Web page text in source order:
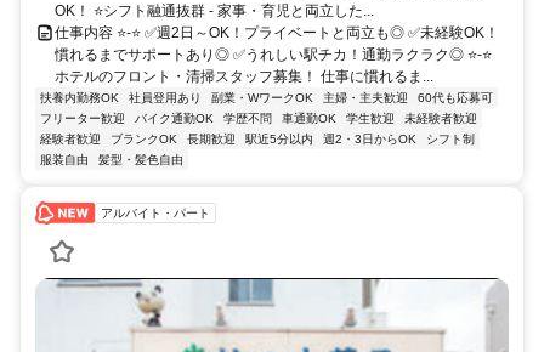
OK！ ⭐シフト融通抜群 - 家事・育児と両立した...
仕事内容 ⭐-⭐ ✅週2日～OK！プライベートと両立も◎ ✅未経験OK！
慣れるまでサポートあり◎ ✅うれしい駅チカ！通勤ラクラク◎ ⭐-⭐
ホテルのフロント・清掃スタッフ募集！ 仕事に慣れるま...
扶養内勤務OK 社員登用あり 副業・WワークOK 主婦・主夫歓迎
60代も応募可
フリーター歓迎
バイク通勤OK 学歴不問 車通勤OK 学生歓迎
未経験者歓迎
経験者歓迎
ブランクOK 長期歓迎 駅近5分以内 週2・3日からOK
シフト制
服装自由
髪型・髪色自由
アルバイト・パート